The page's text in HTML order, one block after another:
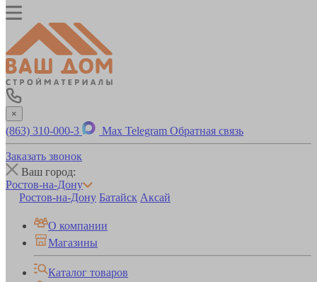
×
(863) 310-000-3 Max Telegram Обратная связь
Заказать звонок
Ваш город:
Ростов-на-Дону
Ростов-на-Дону Батайск Аксай
О компании
Магазины
Каталог товаров